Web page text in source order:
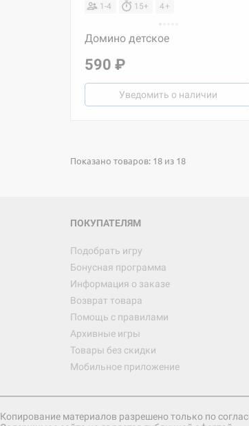
1-4 15+ 4+
Домино детское
590 ₽
Уведомить о наличии
Показано товаров: 18 из 18
ПОКУПАТЕЛЯМ
Подобрать игру
Бонусная программа
Информация о заказе
Возврат товара
Помощь с правилами
Архивные игры
Товары без скидки
Мобильное приложение
Копирование материалов разрешено только по